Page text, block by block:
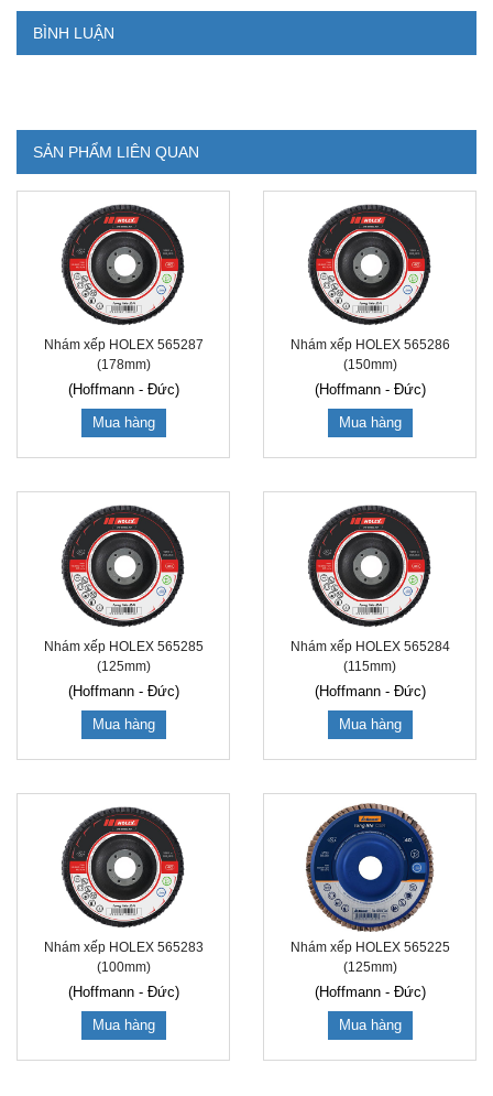
BÌNH LUẬN
SẢN PHẨM LIÊN QUAN
Nhám xếp HOLEX 565287
(178mm)
(Hoffmann - Đức)
Mua hàng
Nhám xếp HOLEX 565286
(150mm)
(Hoffmann - Đức)
Mua hàng
Nhám xếp HOLEX 565285
(125mm)
(Hoffmann - Đức)
Mua hàng
Nhám xếp HOLEX 565284
(115mm)
(Hoffmann - Đức)
Mua hàng
Nhám xếp HOLEX 565283
(100mm)
(Hoffmann - Đức)
Mua hàng
Nhám xếp HOLEX 565225
(125mm)
(Hoffmann - Đức)
Mua hàng